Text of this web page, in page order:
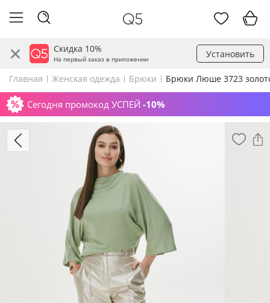
Скидка 10%
На первый заказ в приложении Установить
Главная Женская одежда Брюки Брюки Люше 3723
Сегодня промокод УСПЕЙ -10%